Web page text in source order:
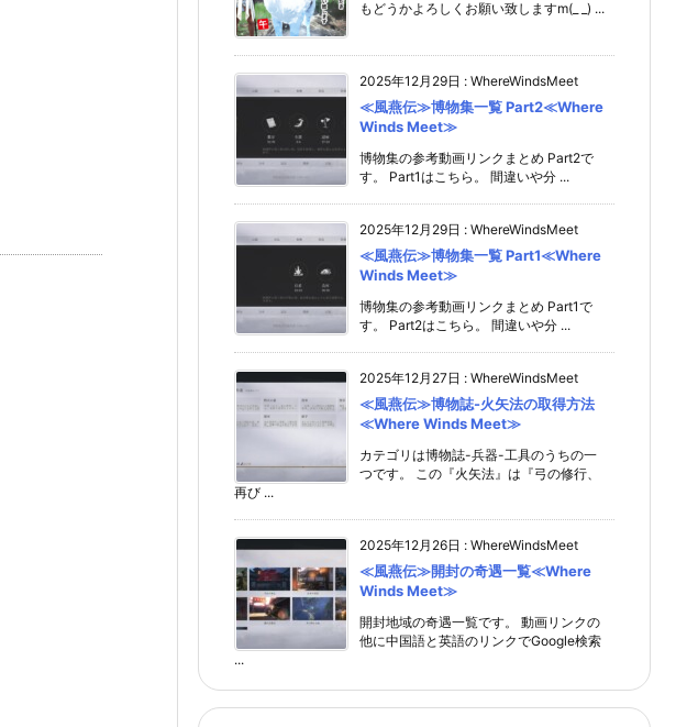
もどうかよろしくお願い致しますm(_ _) ...
2025年12月29日 : WhereWindsMeet
≪風燕伝≫博物集一覧 Part2≪Where
Winds Meet≫
博物集の参考動画リンクまとめ Part2で
す。 Part1はこちら。 間違いや分 ...
2025年12月29日 : WhereWindsMeet
≪風燕伝≫博物集一覧 Part1≪Where
Winds Meet≫
博物集の参考動画リンクまとめ Part1で
す。 Part2はこちら。 間違いや分 ...
2025年12月27日 : WhereWindsMeet
≪風燕伝≫博物誌-火矢法の取得方法
≪Where Winds Meet≫
カテゴリは博物誌-兵器-工具のうちの一
つです。 この『火矢法』は『弓の修行、
再び ...
2025年12月26日 : WhereWindsMeet
≪風燕伝≫開封の奇遇一覧≪Where
Winds Meet≫
開封地域の奇遇一覧です。 動画リンクの
他に中国語と英語のリンクでGoogle検索
...